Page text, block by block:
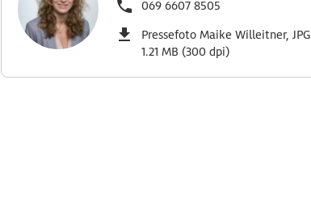
069 6607 8505
Pressefoto Maike Willeitner, JPG
1.21 MB (300 dpi)